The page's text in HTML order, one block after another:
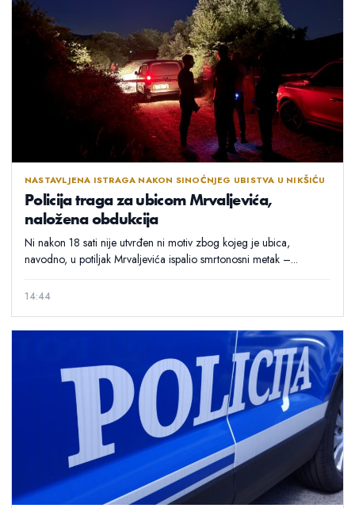
NASTAVLJENA ISTRAGA NAKON SINOĆNJEG UBISTVA U NIKŠIĆU
Policija traga za ubicom Mrvaljevića,
naložena obdukcija
Ni nakon 18 sati nije utvrđen ni motiv zbog kojeg je ubica,
navodno, u potiljak Mrvaljevića ispalio smrtonosni metak –...
14:44